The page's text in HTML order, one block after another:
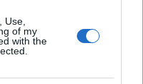
Use,
of my
with the